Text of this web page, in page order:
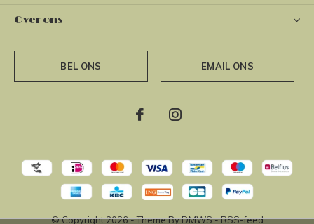
Over ons
BEL ONS EMAIL ONS
© Copyright2026- Theme ByDMWS-RSS-feed